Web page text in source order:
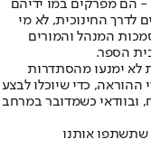
הם מפרקים במו ידיהם
לדרך החינוכית, לא מי
המנהל והמורים
הספר.
לא ימנעו מהסתדרות
ההוראה, כדי שיוכלו לבצע
כשמדובר במרחב
אותנו